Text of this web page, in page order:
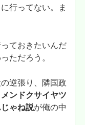
行ってない。ま
ておきたいんだ
ただろう。
逆張り、隣国政
メンドクサイヤツ
ゃね説が俺の中